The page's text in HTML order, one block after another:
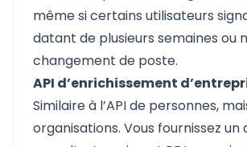
même si certains utilisateurs
datant de plusieurs semaines ou
changement de poste.
API d’enrichissement
Similaire à l’API de personnes,
organisations. Vous fournissez un